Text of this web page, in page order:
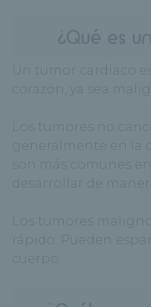
Un tumor cardiaco
corazón, ya sea
Los tumores no
generalmente en la
son más comunes
desarrollar de
Los tumores
rápido. Pueden
cuerpo.